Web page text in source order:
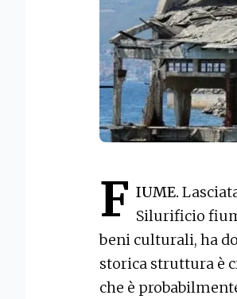
F IUME.
Silurificio
beni culturali, ha
storica struttura è
che è